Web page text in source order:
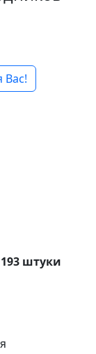
Вас!
193 штуки